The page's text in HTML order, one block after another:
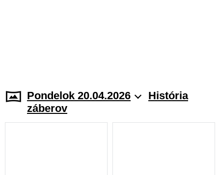
Pondelok 20.04.2026
História
záberov